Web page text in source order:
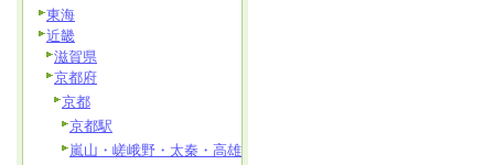
東海
近畿
滋賀県
京都府
京都
京都駅
嵐山・嵯峨野・太秦・高雄